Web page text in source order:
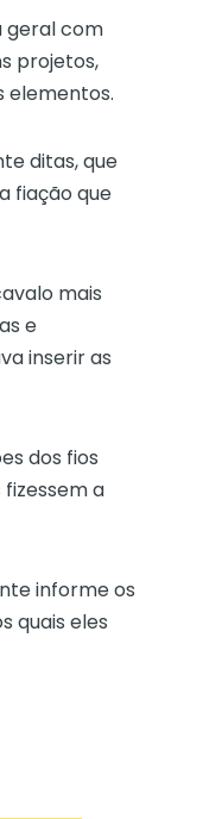
geral com
projetos,
elementos.
ditas, que
fiação que
mais
e
inserir as
dos fios
a
informe os
quais eles